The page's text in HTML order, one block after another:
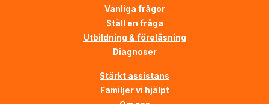
Vanliga frågor
Ställ en fråga
Utbildning & föreläsning
Diagnoser
Stärkt assistans
Familjer vi hjälpt